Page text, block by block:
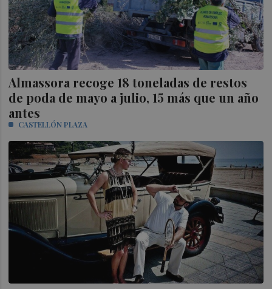
Almassora recoge 18 toneladas de restos
de poda de mayo a julio, 15 más que un año
antes
CASTELLÓN PLAZA